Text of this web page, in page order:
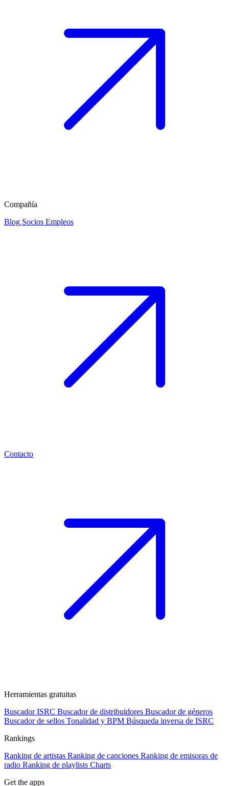
Compañía
Blog Socios Empleos
Contacto
Herramientas gratuitas
Buscador ISRC Buscador de distribuidores Buscador de géneros
Buscador de sellos Tonalidad y BPM Búsqueda inversa de ISRC
Rankings
Ranking de artistas Ranking de canciones Ranking de emisoras de
radio Ranking de playlists Charts
Get the apps